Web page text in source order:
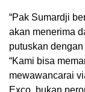
“Pak Sumardji
akan menerima
putuskan
“Kami bisa
mewawancarai
Exco, bukan